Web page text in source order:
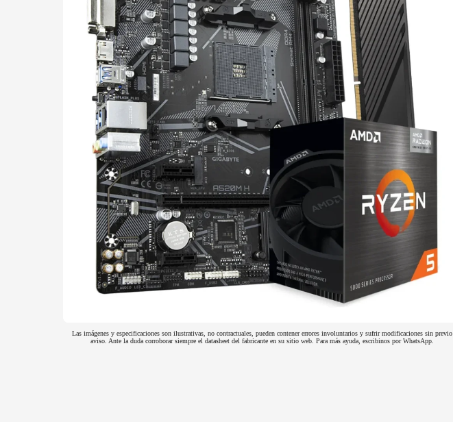
Las imágenes y especificaciones son ilustrativas, no contractuales, pueden contener errores involuntarios y sufrir modificaciones sin previo
aviso. Ante la duda corroborar siempre el datasheet del fabricante en su sitio web. Para más ayuda, escribinos por WhatsApp.